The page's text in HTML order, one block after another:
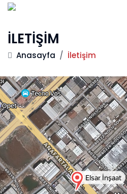
İLETİŞİM
Anasayfa / İletişim
Gaziantep
Yandex Haritalar